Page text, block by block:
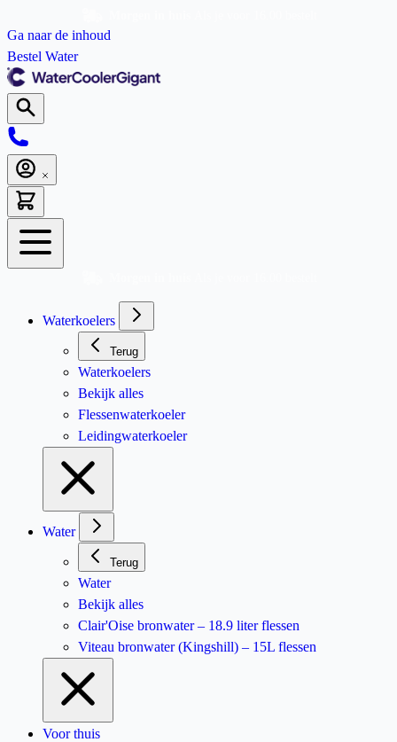
Ga naar de inhoud
Bestel Water
Waterkoelers
Terug
Waterkoelers
Bekijk alles
Flessenwaterkoeler
Leidingwaterkoeler
Water
Terug
Water
Bekijk alles
Clair'Oise bronwater – 18.9 liter flessen
Viteau bronwater (Kingshill) – 15L flessen
Voor thuis